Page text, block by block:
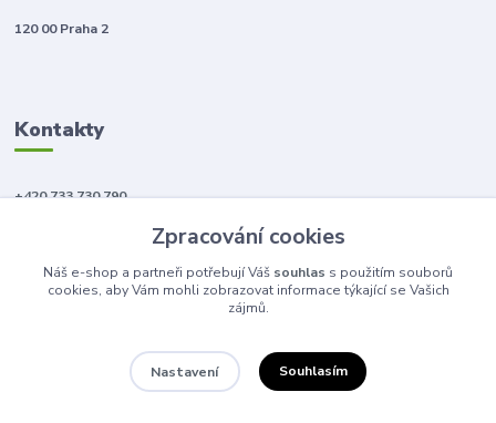
120 00 Praha 2
Kontakty
+420 733 730 790
Zpracování cookies
Náš e-shop a partneři potřebují Váš souhlas s použitím souborů
cookies, aby Vám mohli zobrazovat informace týkající se Vašich
zájmů.
Nastavení Souhlasím